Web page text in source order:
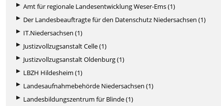
Amt für regionale Landesentwicklung Weser-Ems (1)
Der Landesbeauftragte für den Datenschutz Niedersachsen (1)
IT.Niedersachsen (1)
Justizvollzugsanstalt Celle (1)
Justizvollzugsanstalt Oldenburg (1)
LBZH Hildesheim (1)
Landesaufnahmebehörde Niedersachsen (1)
Landesbildungszentrum für Blinde (1)